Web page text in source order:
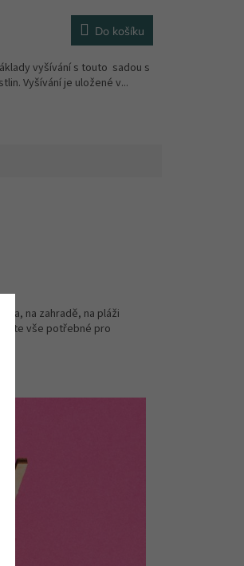
Do košíku
vyšívání s touto sadou s
Vyšívání je uložené v...
na zahradě, na pláži
vše potřebné pro